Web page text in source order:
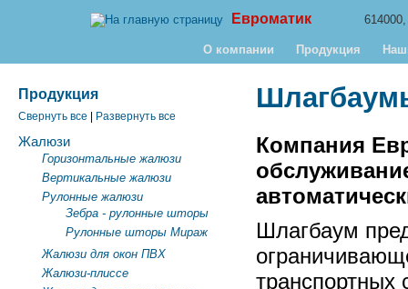
Компания
Шлагбаум
транспортных
Продукция
Свернуть все Развернуть все
Жалюзи
Горизонтальные жалюзи
Вертикальные жалюзи
Рулонные жалюзи
Зебра - рулонные шторы
Рулонные шторы Мираж
Жалюзи для окон ПВХ
Жалюзи-плиссе
Евроматик 614000
О компании Продукция